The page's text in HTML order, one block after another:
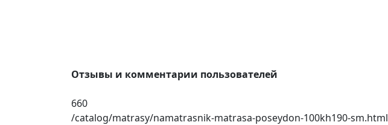
Отзывы и комментарии пользователей
660
/catalog/matrasy/namatrasnik-matrasa-poseydon-100kh190-sm.html